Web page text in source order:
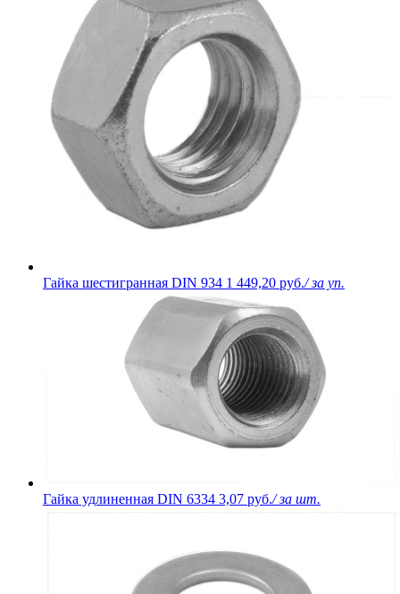
Гайка шестигранная DIN 934 1 449,20 руб./ за уп.
Гайка удлиненная DIN 6334 3,07 руб./ за шт.